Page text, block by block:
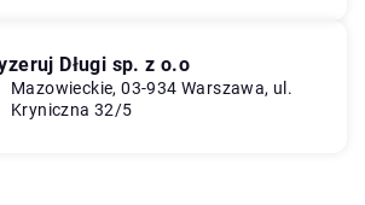
Długi sp. z o.o
Mazowieckie, 03-934 Warszawa, ul.
Kryniczna 32/5